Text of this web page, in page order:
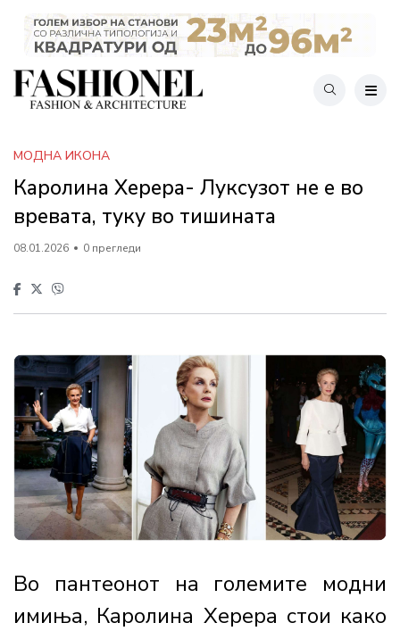
МОДНА ИКОНА
Каролина Херера- Луксузот не е во
вревата, туку во тишината
08.01.2026 0 прегледи
Во пантеонот на големите модни
имиња, Каролина Херера стои како